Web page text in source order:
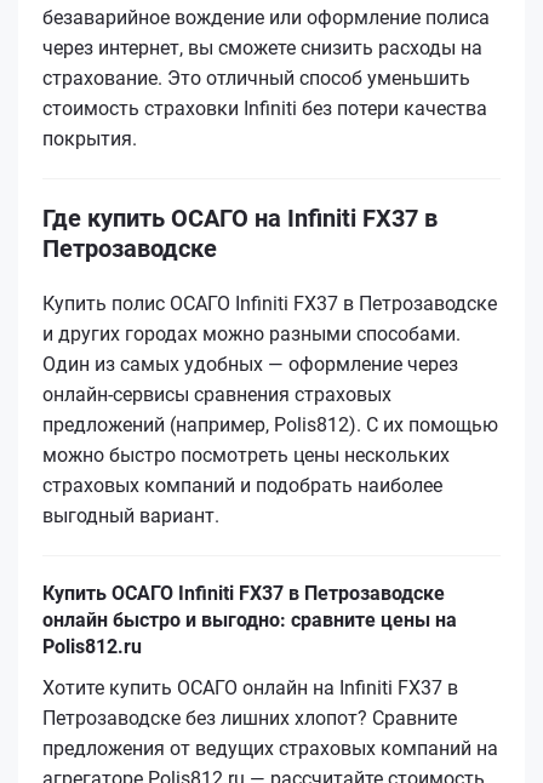
безаварийное вождение или оформление полиса
через интернет, вы сможете снизить расходы на
страхование. Это отличный способ уменьшить
стоимость страховки Infiniti без потери качества
покрытия.
Где купить ОСАГО на Infiniti FX37 в
Петрозаводске
Купить полис ОСАГО Infiniti FX37 в Петрозаводске
и других городах можно разными способами.
Один из самых удобных — оформление через
онлайн-сервисы сравнения страховых
предложений (например, Polis812). С их помощью
можно быстро посмотреть цены нескольких
страховых компаний и подобрать наиболее
выгодный вариант.
Купить ОСАГО Infiniti FX37 в Петрозаводске
онлайн быстро и выгодно: сравните цены на
Polis812.ru
Хотите купить ОСАГО онлайн на Infiniti FX37 в
Петрозаводске без лишних хлопот? Сравните
предложения от ведущих страховых компаний на